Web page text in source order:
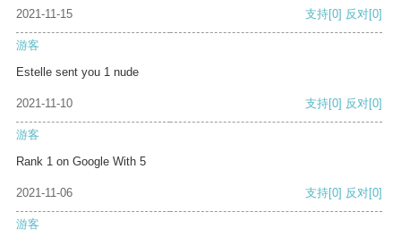
2021-11-15 支持[0] 反对[0]
游客
Estelle sent you 1 nude
2021-11-10 支持[0] 反对[0]
游客
Rank 1 on Google With 5
2021-11-06 支持[0] 反对[0]
游客